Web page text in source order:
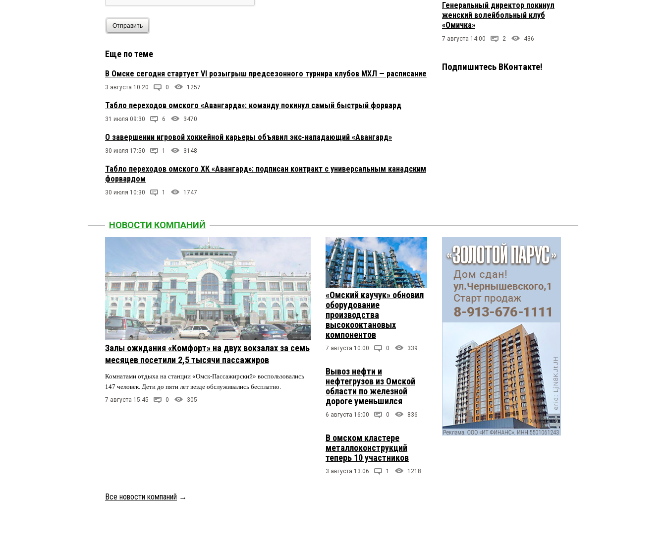
Отправить
Еще по теме
В Омске сегодня стартует VI розыгрыш предсезонного турнира клубов МХЛ — расписание
3 августа 10:20 0 1257
Табло переходов омского «Авангарда»: команду покинул самый быстрый форвард
31 июля 09:30 6 3470
О завершении игровой хоккейной карьеры объявил экс-нападающий «Авангард»
30 июля 17:50 1 3148
Табло переходов омского ХК «Авангард»: подписан контракт с универсальным канадским
форвардом
30 июля 10:30 1 1747
Генеральный директор покинул
женский волейбольный клуб
«Омичка»
7 августа 14:00 2 436
Подпишитесь ВКонтакте!
НОВОСТИ КОМПАНИЙ
Залы ожидания «Комфорт» на двух вокзалах за семь
месяцев посетили 2,5 тысячи пассажиров
Комнатами отдыха на станции «Омск-Пассажирский» воспользовались
147 человек. Дети до пяти лет везде обслуживались бесплатно.
7 августа 15:45 0 305
«Омский каучук» обновил
оборудование
производства
высокооктановых
компонентов
7 августа 10:00 0 339
Вывоз нефти и
нефтегрузов из Омской
области по железной
дороге уменьшился
6 августа 16:00 0 836
В омском кластере
металлоконструкций
теперь 10 участников
3 августа 13:06 1 1218
Все новости компаний →